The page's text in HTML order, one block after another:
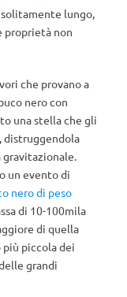
lungo,
proprietà non
che provano a
nero con
una stella che gli
distruggendola
un evento di
nero di peso
di 10-100mila
di quella
piccola dei
grandi